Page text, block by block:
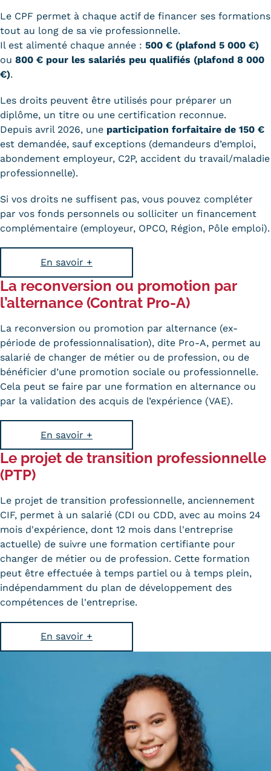
OFFRE NATIONALE
Catalogue national
suites de parcours
Modalités d'enseignement
Formation en présentiel
Alternance
Enseignement à distance
Validation des Acquis de
Validation des études
supérieures (VES)
Validation des acquis
professionnels et personnels
(VAPP)
Infos pratiques
Discrimination/égalité/mixité
Handi'Cnam
Statistiques
FAQ
Lexique
Téléchargements
Le Cnam ICSV
Mobilité internationale et
Erasmus
Règlement intérieur
Modalités d'inscription
Le CPF permet à chaque actif de financer ses formations
tout au long de sa vie professionnelle.
Il est alimenté chaque année : 500 € (plafond 5 000 €)
ou 800 € pour les salariés peu qualifiés (plafond 8 000
€).
Les droits peuvent être utilisés pour préparer un
diplôme, un titre ou une certification reconnue.
Depuis avril 2026, une participation forfaitaire de 150 €
est demandée, sauf exceptions (demandeurs d’emploi,
abondement employeur, C2P, accident du travail/maladie
professionnelle).
Si vos droits ne suffisent pas, vous pouvez compléter
par vos fonds personnels ou solliciter un financement
complémentaire (employeur, OPCO, Région, Pôle emploi).
En savoir +
La reconversion ou promotion par
l’alternance (Contrat Pro-A)
La reconversion ou promotion par alternance (ex-
période de professionnalisation), dite Pro-A, permet au
salarié de changer de métier ou de profession, ou de
bénéficier d’une promotion sociale ou professionnelle.
Cela peut se faire par une formation en alternance ou
par la validation des acquis de l’expérience (VAE).
En savoir +
Le projet de transition professionnelle
(PTP)
Le projet de transition professionnelle, anciennement
CIF, permet à un salarié (CDI ou CDD, avec au moins 24
mois d'expérience, dont 12 mois dans l'entreprise
actuelle) de suivre une formation certifiante pour
changer de métier ou de profession. Cette formation
peut être effectuée à temps partiel ou à temps plein,
indépendamment du plan de développement des
compétences de l'entreprise.
En savoir +